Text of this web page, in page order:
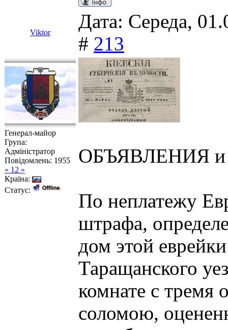
Viktor
Дата: Середа,
# 213
Генерал-майор
Група:
Адміністратор
Повідомлень: 1955
« 12 »
Країна:
Статус:
ОБЪЯВЛЕНИЯ
По неплатежу
штрафа,
дом этой
Таращанского
комнате с
соломою,